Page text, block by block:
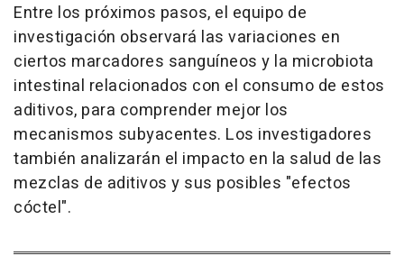
Entre los próximos pasos, el equipo de
investigación observará las variaciones en
ciertos marcadores sanguíneos y la microbiota
intestinal relacionados con el consumo de estos
aditivos, para comprender mejor los
mecanismos subyacentes. Los investigadores
también analizarán el impacto en la salud de las
mezclas de aditivos y sus posibles "efectos
cóctel".